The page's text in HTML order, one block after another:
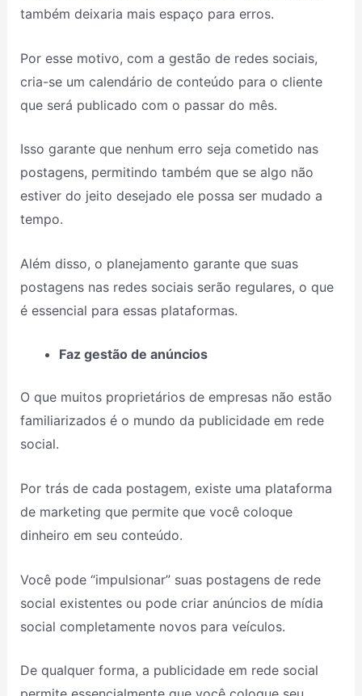
também deixaria mais espaço para erros.
Por esse motivo, com a gestão de redes sociais,
cria-se um calendário de conteúdo para o cliente
que será publicado com o passar do mês.
Isso garante que nenhum erro seja cometido nas
postagens, permitindo também que se algo não
estiver do jeito desejado ele possa ser mudado a
tempo.
Além disso, o planejamento garante que suas
postagens nas redes sociais serão regulares, o que
é essencial para essas plataformas.
Faz gestão de anúncios
O que muitos proprietários de empresas não estão
familiarizados é o mundo da publicidade em rede
social.
Por trás de cada postagem, existe uma plataforma
de marketing que permite que você coloque
dinheiro em seu conteúdo.
Você pode “impulsionar” suas postagens de rede
social existentes ou pode criar anúncios de mídia
social completamente novos para veículos.
De qualquer forma, a publicidade em rede social